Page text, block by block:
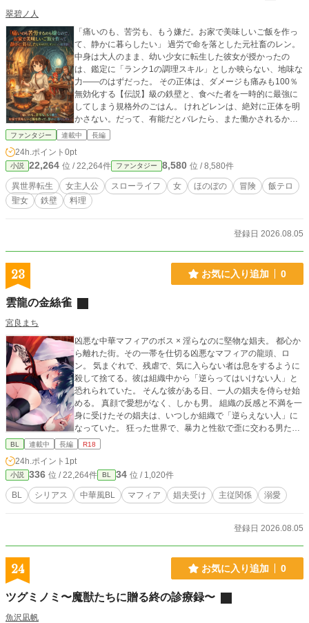
翠碧ノ人
「痛いのも、苦労も、もう嫌だ。お家で美味しいご飯を作っ
て、静かに暮らしたい」 過労で命を落とした元社畜のレン。
中身は大人のまま、幼い少女に転生した彼女が授かったの
は、鑑定に「ランク1の調理スキル」としか映らない、地味な
力――のはずだった。 その正体は、ダメージも痛みも100％
無効化する【伝説】級の鉄壁と、食べた者を一時的に最強に
してしまう規格外のごはん。 けれどレンは、絶対に正体を明
かさない。だって、有能だとバレたら、また働かされるか
ら。嘘はつかない。ただ、鍋の前で「料理が得意なだけの
冒険者は伝説になり、拾った竜鱗族の子は家族になり、攻め
てきた帝国も、神様も魔神も、気づけば全員、彼女の食卓で
「いただきます」。 本人はただ、静かに暮らしたいだけ。 戦
わない。傷つかない。働かない。それでも世界は、少しず
つ、彼女のあたたかい食卓を中心に回りはじめる。 これは、
いちばん帰りたい場所に変えてしまう――最弱にして最強
ファンタジー 連載中 長編
24h.ポイント 0pt
小説 22,264 位 / 22,264件 ファンタジー 8,580 位 / 8,580件
異世界転生 女主人公 スローライフ 女 ほのぼの 冒険
飯テロ
聖女
鉄壁 料理
登録日 2026.08.05
23 お気に入り追加 0
雲龍の金絲雀
宮良まち
凶悪な中華マフィアのボス × 淫らなのに堅物な娼夫。 都心か
ら離れた街。その一帯を仕切る凶悪なマフィアの龍頭、ロ
ン。 気まぐれで、残虐で、気に入らない者は息をするように
殺して捨てる。彼は組織中から「逆らってはいけない人」と
恐れられていた。 そんな彼がある日、一人の娼夫を侍らせ始
める。 真顔で愛想がなく、しかも男。 組織の反感と不満を一
身に受けたその娼夫は、いつしか組織で「逆らえない人」に
なっていた。 狂った世界で、暴力と性欲で歪に交わる男たち
の物語。
BL 連載中 長編 R18
24h.ポイント 1pt
小説 336 位 / 22,264件 BL 34 位 / 1,020件
BL シリアス 中華風BL マフィア 娼夫受け 主従関係 溺愛
登録日 2026.08.05
24 お気に入り追加 0
ツグミノミ〜魔獣たちに贈る終の診療録〜
魚沢凪帆